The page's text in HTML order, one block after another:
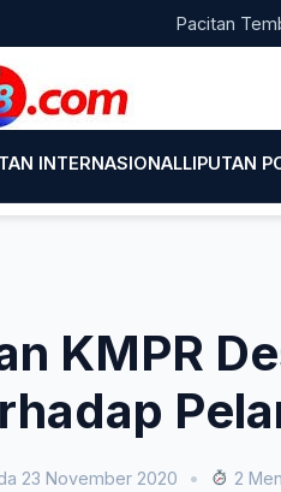
Pacitan Tembus
INTERNASIONALLIPUTAN
KMPR
23 November 2020 • 2